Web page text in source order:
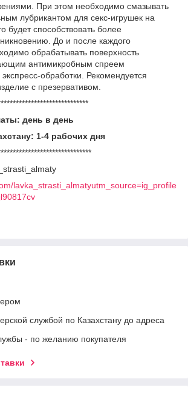
При этом необходимо смазывать
лубрикантом для секс-игрушек на
будет способствовать более
До и после каждого
обрабатывать поверхность
антимикробным спреем
обработки. Рекомендуется
с презервативом.
день в день
1-4 рабочих дня
lavka_strasti_almatyutm_source=ig_profile
службой по Казахстану до адреса
- по желанию покупателя